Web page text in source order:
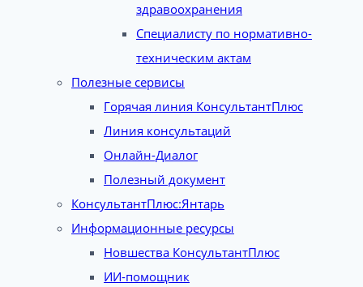
здравоохранения
Специалисту по нормативно-
техническим актам
Полезные сервисы
Горячая линия КонсультантПлюс
Линия консультаций
Онлайн-Диалог
Полезный документ
КонсультантПлюс:Янтарь
Информационные ресурсы
Новшества КонсультантПлюс
ИИ-помощник